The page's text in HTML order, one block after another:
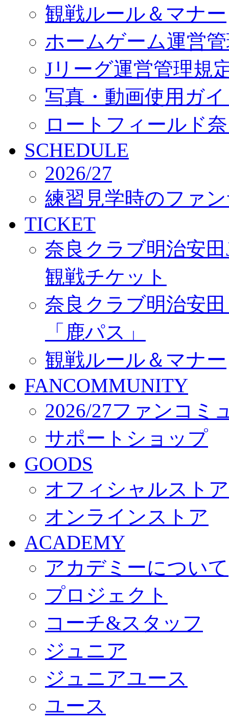
観戦ルール＆マナー
ホームゲーム運営
Jリーグ運営管理規
写真・動画使用ガ
ロートフィールド
SCHEDULE
2026/27
練習見学時のファ
TICKET
奈良クラブ明治安
観戦チケット
奈良クラブ明治安
「鹿パス」
観戦ルール＆マナー
FANCOMMUNITY
2026/27ファンコミ
サポートショップ
GOODS
オフィシャルスト
オンラインストア
ACADEMY
アカデミーについて
プロジェクト
コーチ&スタッフ
ジュニア
ジュニアユース
ユース